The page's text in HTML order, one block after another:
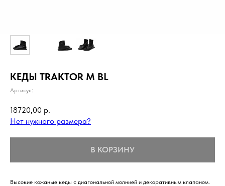
КЕДЫ TRAKTOR M BL
Артикул:
18720,00 р.
Нет нужного размера?
В КОРЗИНУ
Высокие кожаные кеды с диагональной молнией и декоративным клапаном.